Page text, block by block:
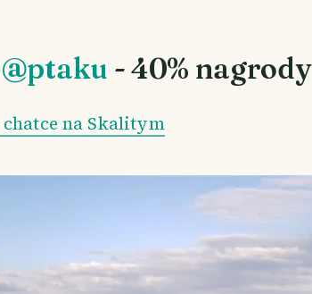
@ptaku - 40% nagrody
na Skalitym